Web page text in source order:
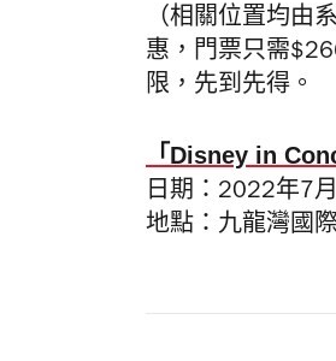
（相關位置均由
惠，門票只需
限，先到先得。
「Disney in
日期：2022年7
地點：九龍灣國